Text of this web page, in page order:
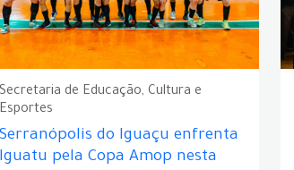
Secretaria de Educação, Cultura e
Esportes
Serranópolis do Iguaçu enfrenta
Iguatu pela Copa Amop nesta